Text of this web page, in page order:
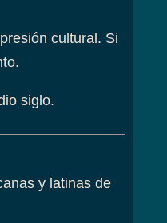
cultural. Si
siglo.
y latinas de